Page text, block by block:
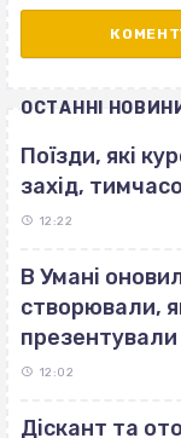
ОСТАННІ
Поїзди, які
захід,
12:22
В Умані
створювали,
12:02
Діскант та